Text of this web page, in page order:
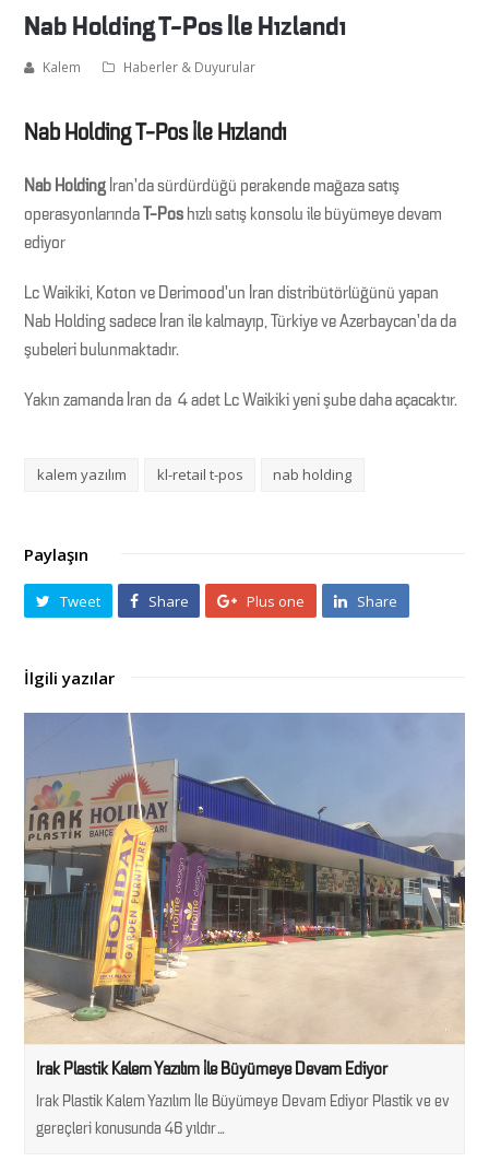
Nab Holding T-Pos İle Hızlandı
Kalem Haberler & Duyurular
Nab Holding T-Pos İle Hızlandı
Nab Holding İran’da sürdürdüğü perakende mağaza satış
operasyonlarındaT-Pos hızlı satış konsolu ile büyümeye devam
ediyor
Lc Waikiki, Koton ve Derimood’un İran distribütörlüğünü yapan
Nab Holding sadece İran ile kalmayıp, Türkiye ve Azerbaycan’da da
şubeleri bulunmaktadır.
Yakın zamanda İran da 4 adet Lc Waikiki yeni şube daha açacaktır.
kalem yazılım kl-retail t-pos nab holding
Paylaşın
Tweet Share Plus one Share
İlgili yazılar
Irak Plastik Kalem Yazılım İle Büyümeye Devam Ediyor
Irak Plastik Kalem Yazılım İle Büyümeye Devam Ediyor Plastik ve ev
gereçleri konusunda 46 yıldır…